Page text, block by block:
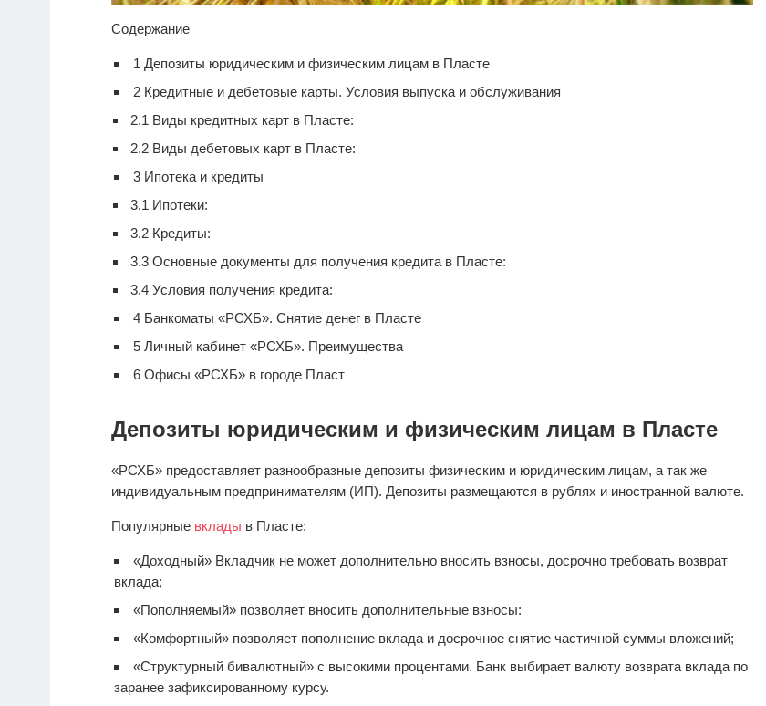
Содержание
1 Депозиты юридическим и физическим лицам в Пласте
2 Кредитные и дебетовые карты. Условия выпуска и обслуживания
2.1 Виды кредитных карт в Пласте:
2.2 Виды дебетовых карт в Пласте:
3 Ипотека и кредиты
3.1 Ипотеки:
3.2 Кредиты:
3.3 Основные документы для получения кредита в Пласте:
3.4 Условия получения кредита:
4 Банкоматы «РСХБ». Снятие денег в Пласте
5 Личный кабинет «РСХБ». Преимущества
6 Офисы «РСХБ» в городе Пласт
Депозиты юридическим и физическим лицам в Пласте
«РСХБ» предоставляет разнообразные депозиты физическим и юридическим лицам, а так же
индивидуальным предпринимателям (ИП). Депозиты размещаются в рублях и иностранной валюте.
Популярные вклады в Пласте:
«Доходный» Вкладчик не может дополнительно вносить взносы, досрочно требовать возврат
вклада;
«Пополняемый» позволяет вносить дополнительные взносы:
«Комфортный» позволяет пополнение вклада и досрочное снятие частичной суммы вложений;
«Структурный бивалютный» с высокими процентами. Банк выбирает валюту возврата вклада по
заранее зафиксированному курсу.